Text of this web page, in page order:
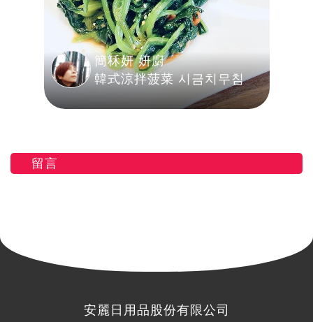
簡秝妍 妍廚
韓式涼拌菠菜 시금치무침
留言
安麗日用品股份有限公司